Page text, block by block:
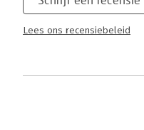
Lees ons recensiebeleid